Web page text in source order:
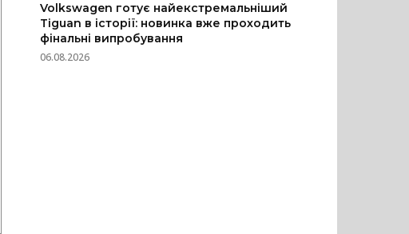
Volkswagen готує найекстремальніший
Tiguan в історії: новинка вже проходить
фінальні випробування
06.08.2026